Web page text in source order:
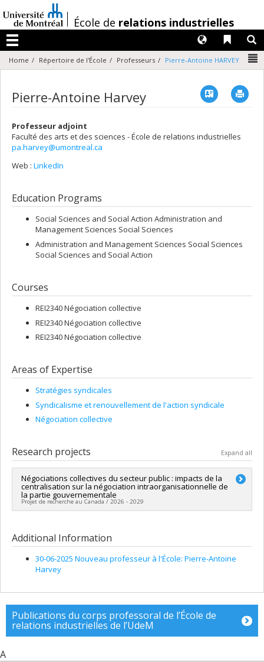
au
contenu
/École de relations industrielles
Menu
Liens
Langues
Home Répertoire de l'École Professeurs Pierre-Antoine HARVEY
Pierre-Antoine Harvey Vcard
Professeur adjoint
Faculté des arts et des sciences - École de relations industrielles
pa.harvey@umontreal.ca
Web : LinkedIn
Education Programs
Social Sciences and Social Action Administration and
Management Sciences Social Sciences
Administration and Management Sciences Social Sciences
Social Sciences and Social Action
Courses
REI2340 Négociation collective
REI2340 Négociation collective
REI2340 Négociation collective
Areas of Expertise
Stratégies syndicales
Syndicalisme et renouvellement de l'action syndicale
Négociation collective
Research projects Expand all
Négociations collectives du secteur public : impacts de la
centralisation sur la négociation intraorganisationnelle de
la partie gouvernementale
Projet de recherche au Canada / 2026 - 2029
Co-researchers :François Bolduc
Funding sources:CRSH/Conseil de recherches en sciences
humaines du Canada
Grant programs:
PV153480-Subventions de développement
Additional Information
30-06-2025 Nouveau professeur à l'École: Pierre-Antoine
Harvey
Publications du corps professoral de l’École de
relations industrielles de l’UdeM
A